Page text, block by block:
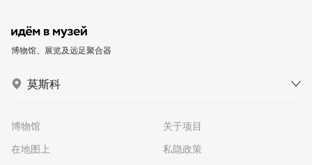
博物馆、展览及远足聚合器
莫斯科
博物馆
在地图上
关于项目
私隐政策